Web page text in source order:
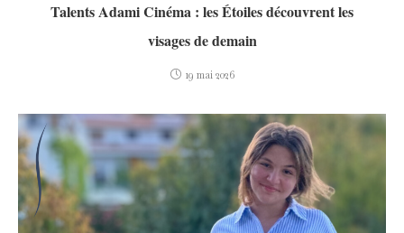
Talents Adami Cinéma : les Étoiles découvrent les
visages de demain
19 mai 2026